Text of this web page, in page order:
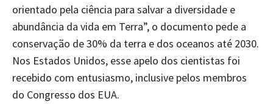
orientado pela ciência para salvar a diversidade e
abundância da vida em Terra”, o documento pede a
conservação de 30% da terra e dos oceanos até 2030.
Nos Estados Unidos, esse apelo dos cientistas foi
recebido com entusiasmo, inclusive pelos membros
do Congresso dos EUA.